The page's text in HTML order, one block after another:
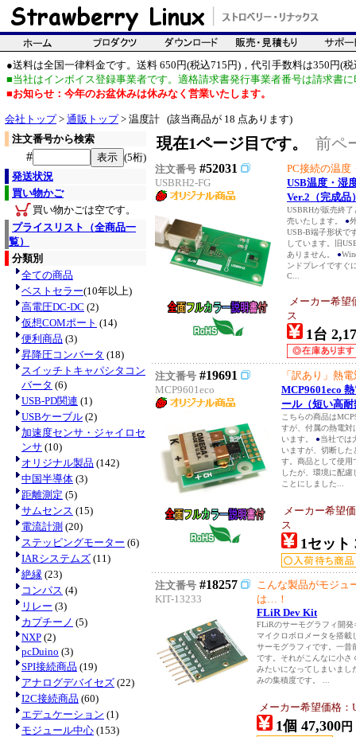
●送料は全国一律料金です。送料 650円(税込715円)，代引手数料は350円(税
■当社はインボイス登録事業者です。適格請求書発行事業者番号は請求書
■お知らせ：今年のお盆休みは休みなく営業いたします。
会社トップ> 通販トップ> 温度計 (該当商品が 18 点あります)
注文番号から検索
#
(5桁)
発送状況
買い物かご
買い物かごは空です。
プライスリスト（全商品一
覧）
分類別
全ての商品
ベストセラー(10年以上)
高電圧DC-DC (2)
仮想COMポート (14)
便利商品 (3)
昇降圧コンバータ (18)
スイッチトキャパシタコン
バータ (6)
USB-PD関連 (1)
USBケーブル (2)
加速度センサ・ジャイロセ
ンサ (10)
オリジナル製品 (142)
中国半導体 (3)
距離測定 (5)
サムセンス (15)
電流計測 (20)
ステッピングモーター (6)
IARシステムズ (11)
絶縁 (23)
コンパス (4)
リレー (3)
カプチーノ (5)
NXP (2)
pcDuino (3)
SPI接続商品 (19)
アナログデバイセズ (22)
I2C接続商品 (60)
エデュケーション (1)
モジュール中心 (153)
現在1ページ目です。 前ペ
注文番号 #52031
USBRH2-FG
PC接続の温度
USB温度・湿
Ver.2（完成品
USBRHが販売終
売いたします。 ●
USB-B端子形状で
しています。旧
ありません。 ●
ンドプレイですぐ
C...
メーカー希望
ス
1台
注文番号 #19691
MCP9601eco
「訳あり」熱
MCP9601eco
ール（短い高
こちらの商品は
すが、付属の熱電対
います。 ●当社では
いますが、切断した
す。商品として使用
したが、環境に配
ことにしました...
メーカー希望
ス
1セット
注文番号 #18257
KIT-13233
こんな製品がモジュ
は…！
FLiR Dev Kit
FLiRのサーモグラフィ開
マイクロボロメータを搭載
サーモグラフィです。一昔
です。それがこんなに小さ
みたいになってしまいまし
みの集積度です。 ...
メーカー希望価格：
1個 47,300円